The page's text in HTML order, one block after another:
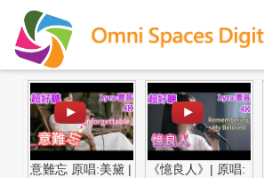
意難忘 原唱:美黛 |
《憶良人》| 原唱: